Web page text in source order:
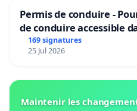
Permis de conduire -
de conduire accessible
Bruxelles
169 signatures
25 Jul 2026
Maintenir les